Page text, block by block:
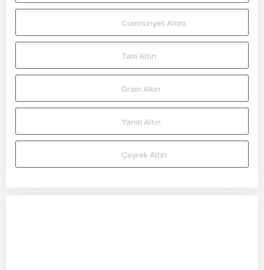
Cumhuriyet Altını
Tam Altın
Gram Altın
Yarım Altın
Çeyrek Altın